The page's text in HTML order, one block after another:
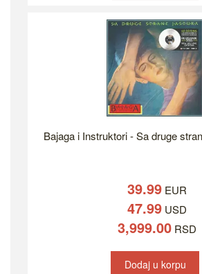
Bajaga i Instruktori - Sa druge
39.99EUR
47.99USD
3,999.00RSD
Dodaj u korpu